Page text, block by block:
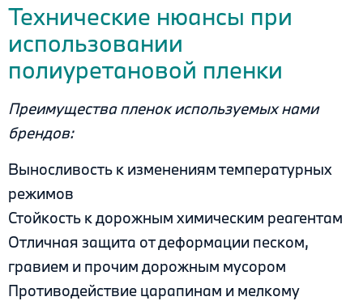
Технические нюансы при
использовании
полиуретановой пленки
Преимущества пленок используемых нами
брендов:
Выносливость к изменениям температурных
режимов
Стойкость к дорожным химическим реагентам
Отличная защита от деформации песком,
гравием и прочим дорожным мусором
Противодействие царапинам и мелкому